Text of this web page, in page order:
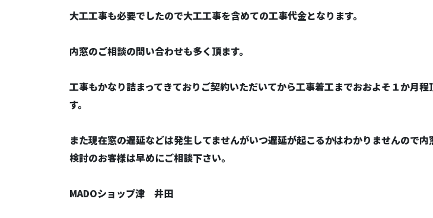
大工工事も必要でしたので大工工事を含めての工事代金となります。
内窓のご相談の問い合わせも多く頂ます。
工事もかなり詰まってきておりご契約いただいてから工事着工までおおよそ１か月程
す。
また現在窓の遅延などは発生してませんがいつ遅延が起こるかはわかりませんので
検討のお客様は早めにご相談下さい。
MADOショップ津 井田